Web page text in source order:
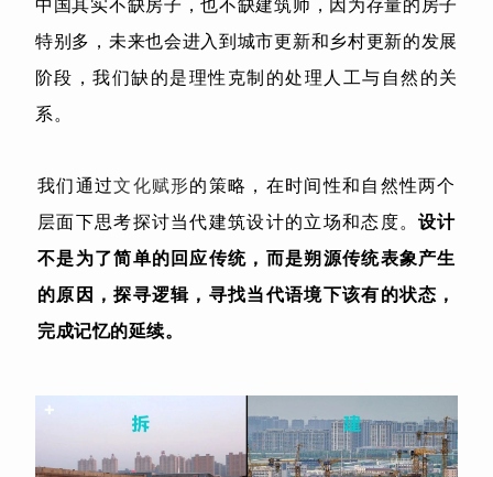
中国其实不缺房子，也不缺建筑师，因为存量的房子
特别多，未来也会进入到城市更新和乡村更新的发展
阶段，我们缺的是理性克制的处理人工与自然的关
系。
我们通过文化赋形的策略，在时间性和自然性两个
层面下思考探讨当代建筑设计的立场和态度。设计
不是为了简单的回应传统，而是朔源传统表象产生
的原因，探寻逻辑，寻找当代语境下该有的状态，
完成记忆的延续。